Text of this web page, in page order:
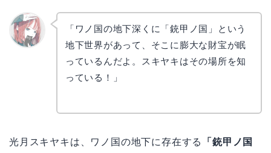
「ワノ国の地下深くに「銃甲ノ国」という
地下世界があって、そこに膨大な財宝が眠
っているんだよ。スキヤキはその場所を知
っている！」
光月スキヤキは、ワノ国の地下に存在する
「銃甲ノ国